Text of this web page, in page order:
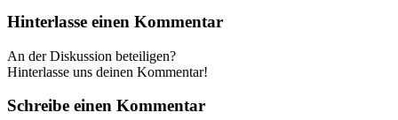
Hinterlasse einen Kommentar
An der Diskussion beteiligen?
Hinterlasse uns deinen Kommentar!
Schreibe einen Kommentar